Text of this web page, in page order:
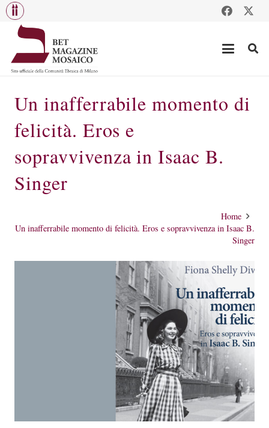
Un inafferrabile momento di
felicità. Eros e
sopravvivenza in Isaac B.
Singer
Home
Un inafferrabile momento di felicità. Eros e sopravvivenza in Isaac B.
Singer